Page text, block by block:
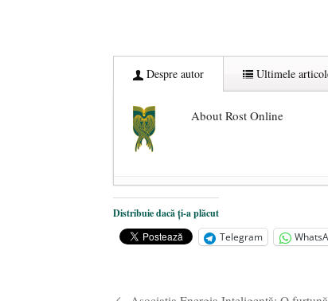
Despre autor Ultimele
About Rost Online
Dezvăluiri cutremurătoare
Statul care servește Națiunea
Legea Vexler produce
Distribuie dacă ți-a plăcut
Telegram